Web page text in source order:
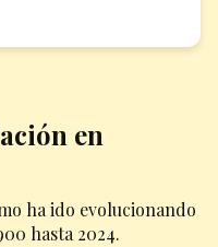
en
ha ido evolucionando
hasta 2024.